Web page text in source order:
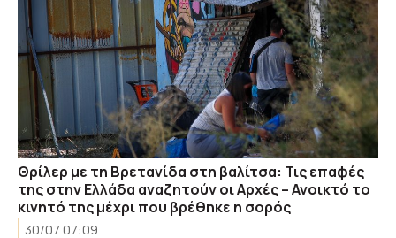
Θρίλερ με τη Βρετανίδα στη βαλίτσα: Τις επαφές
της στην Ελλάδα αναζητούν οι Αρχές – Ανοικτό το
κινητό της μέχρι που βρέθηκε η σορός
30/07 07:09